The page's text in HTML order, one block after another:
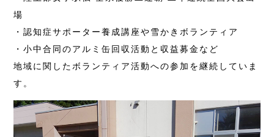
場
・認知症サポーター養成講座や雪かきボランティア
・小中合同のアルミ缶回収活動と収益募金など
地域に関したボランティア活動への参加を継続していま
す。